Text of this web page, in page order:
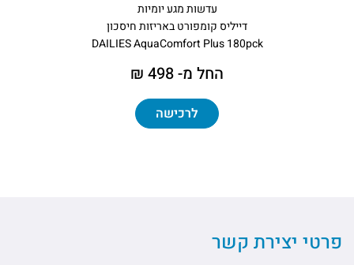
עדשות מגע יומיות
דייליס קומפורט באריזות חיסכון
DAILIES AquaComfort Plus 180pck
החל מ- 498 ₪
לרכישה
פרטי יצירת קשר